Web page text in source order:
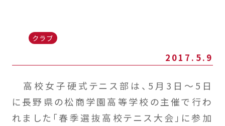
クラブ
2017.5.9
高校女子硬式テニス部は、5月3日～5日
に長野県の松商学園高等学校の主催で行わ
れました「春季選抜高校テニス大会」に参加